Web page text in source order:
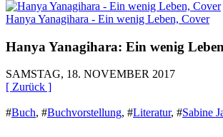
Hanya Yanagihara - Ein wenig Leben, Cover
Hanya Yanagihara: Ein wenig Leben
SAMSTAG, 18. NOVEMBER 2017
[ Zurück ]
#Buch, #Buchvorstellung, #Literatur, #Sabine